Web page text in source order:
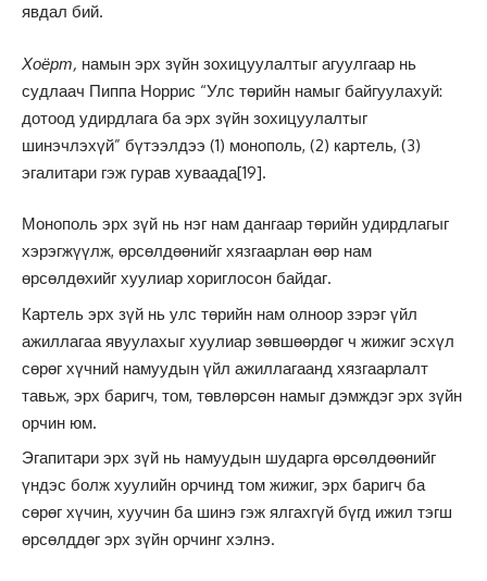
явдал бий.
Хоёрт, намын эрх зүйн зохицуулалтыг агуулгаар нь
судлаач Пиппа Норрис “Улс төрийн намыг байгуулахуй:
дотоод удирдлага ба эрх зүйн зохицуулалтыг
шинэчлэхүй” бүтээлдээ (1) монополь, (2) картель, (3)
эгалитари гэж гурав хуваада[19].
Монополь эрх зүй нь нэг нам дангаар төрийн удирдлагыг
хэрэгжүүлж, өрсөлдөөнийг хязгаарлан өөр нам
өрсөлдөхийг хуулиар хориглосон байдаг.
Картель эрх зүй нь улс төрийн нам олноор зэрэг үйл
ажиллагаа явуулахыг хуулиар зөвшөөрдөг ч жижиг эсхүл
сөрөг хүчний намуудын үйл ажиллагаанд хязгаарлалт
тавьж, эрх баригч, том, төвлөрсөн намыг дэмждэг эрх зүйн
орчин юм.
Эгапитари эрх зүй нь намуудын шударга өрсөлдөөнийг
үндэс болж хуулийн орчинд том жижиг, эрх баригч ба
сөрөг хүчин, хуучин ба шинэ гэж ялгахгүй бүгд ижил тэгш
өрсөлддөг эрх зүйн орчинг хэлнэ.